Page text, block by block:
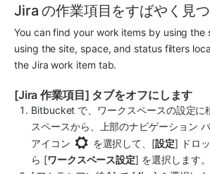
Jira の作業項目をすばやく見
You can find your work items by using the
using the site, space, and status filters
the Jira work item tab.
[Jira 作業項目] タブをオフにします
Bitbucket で、ワークスペースの設定に
スペースから、上部のナビゲーション
アイコン
を選択して、[設定] ドロ
ら [ワークスペース設定] を選択します。